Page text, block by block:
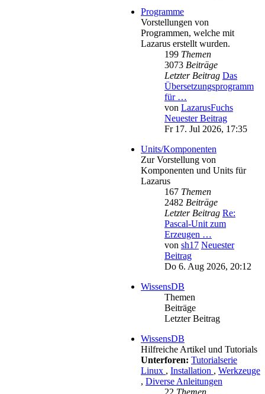
Programme
Vorstellungen von
Programmen, welche mit
Lazarus erstellt wurden.
199 Themen
3073 Beiträge
Letzter Beitrag Das
Übersetzungsprogramm
für …
von LazarusFuchs
Neuester Beitrag
Fr 17. Jul 2026, 17:35
Units/Komponenten
Zur Vorstellung von
Komponenten und Units für
Lazarus
167 Themen
2482 Beiträge
Letzter Beitrag Re:
Pascal-Unit zum
Erzeugen …
von sh17 Neuester
Beitrag
Do 6. Aug 2026, 20:12
WissensDB
Themen
Beiträge
Letzter Beitrag
WissensDB
Hilfreiche Artikel und Tutorials
Unterforen: Tutorialserie
Linux , Installation , Werkzeuge
, Diverse Anleitungen